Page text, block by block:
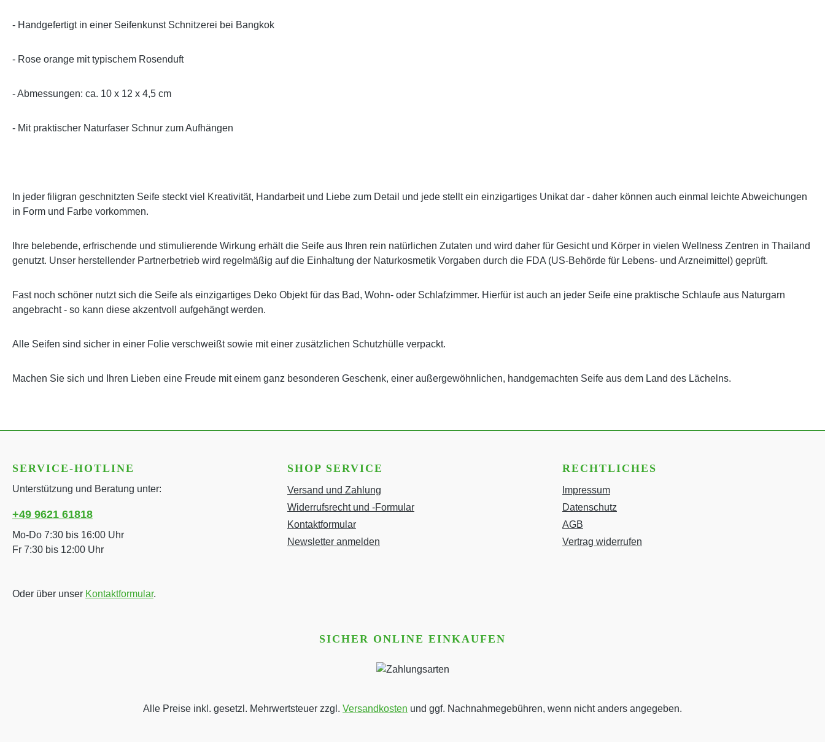
- Handgefertigt in einer Seifenkunst Schnitzerei bei Bangkok
- Rose orange mit typischem Rosenduft
- Abmessungen: ca. 10 x 12 x 4,5 cm
- Mit praktischer Naturfaser Schnur zum Aufhängen
In jeder filigran geschnitzten Seife steckt viel Kreativität, Handarbeit und Liebe zum Detail und jede stellt ein einzigartiges Unikat dar - daher können auch einmal leichte Abweichungen
in Form und Farbe vorkommen.
Ihre belebende, erfrischende und stimulierende Wirkung erhält die Seife aus Ihren rein natürlichen Zutaten und wird daher für Gesicht und Körper in vielen Wellness Zentren in Thailand
genutzt. Unser herstellender Partnerbetrieb wird regelmäßig auf die Einhaltung der Naturkosmetik Vorgaben durch die FDA (US-Behörde für Lebens- und Arzneimittel) geprüft.
Fast noch schöner nutzt sich die Seife als einzigartiges Deko Objekt für das Bad, Wohn- oder Schlafzimmer. Hierfür ist auch an jeder Seife eine praktische Schlaufe aus Naturgarn
angebracht - so kann diese akzentvoll aufgehängt werden.
Alle Seifen sind sicher in einer Folie verschweißt sowie mit einer zusätzlichen Schutzhülle verpackt.
Machen Sie sich und Ihren Lieben eine Freude mit einem ganz besonderen Geschenk, einer außergewöhnlichen, handgemachten Seife aus dem Land des Lächelns.
SERVICE-HOTLINE
Unterstützung und Beratung unter:
+49 9621 61818
Mo-Do 7:30 bis 16:00 Uhr
Fr 7:30 bis 12:00 Uhr
Oder über unser Kontaktformular.
SHOP SERVICE
Versand und Zahlung
Widerrufsrecht und -Formular
Kontaktformular
Newsletter anmelden
RECHTLICHES
Impressum
Datenschutz
AGB
Vertrag widerrufen
SICHER ONLINE EINKAUFEN
Alle Preise inkl. gesetzl. Mehrwertsteuer zzgl. Versandkosten und ggf. Nachnahmegebühren, wenn nicht anders angegeben.